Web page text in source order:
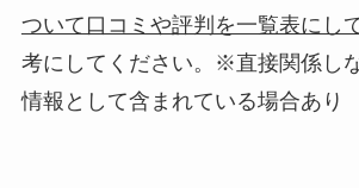
ついて口コミや評判を一覧表にし
考にしてください。※直接関係し
情報として含まれている場合あり